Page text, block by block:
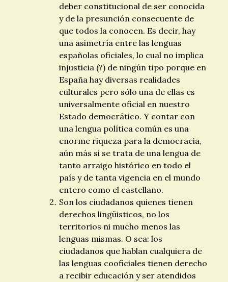
deber constitucional de ser conocida
y de la presunción consecuente de
que todos la conocen. Es decir, hay
una asimetría entre las lenguas
españolas oficiales, lo cual no implica
injusticia (?) de ningún tipo porque en
España hay diversas realidades
culturales pero sólo una de ellas es
universalmente oficial en nuestro
Estado democrático. Y contar con
una lengua política común es una
enorme riqueza para la democracia,
aún más si se trata de una lengua de
tanto arraigo histórico en todo el
país y de tanta vigencia en el mundo
entero como el castellano.
Son los ciudadanos quienes tienen
derechos lingüisticos, no los
territorios ni mucho menos las
lenguas mismas. O sea: los
ciudadanos que hablan cualquiera de
las lenguas cooficiales tienen derecho
a recibir educación y ser atendidos